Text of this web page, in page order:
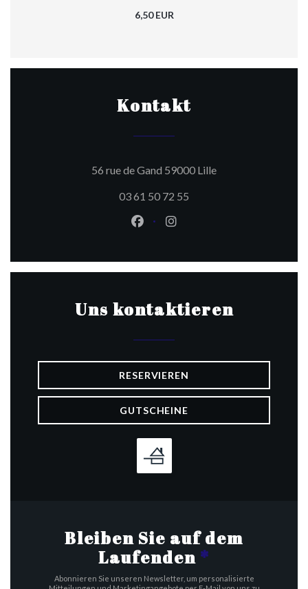
6,50 EUR
Kontakt
56 rue de Gand 59000 Lille((öffnet ein neues
03 61 50 72 55
Facebook ((öffnet ein neues
Instagram ((öffnet ein
Uns kontaktieren
RESERVIEREN
GUTSCHEINE
Bleiben Sie auf dem
Laufenden *
Abonnieren Sie unseren Newsletter, um personalisierte